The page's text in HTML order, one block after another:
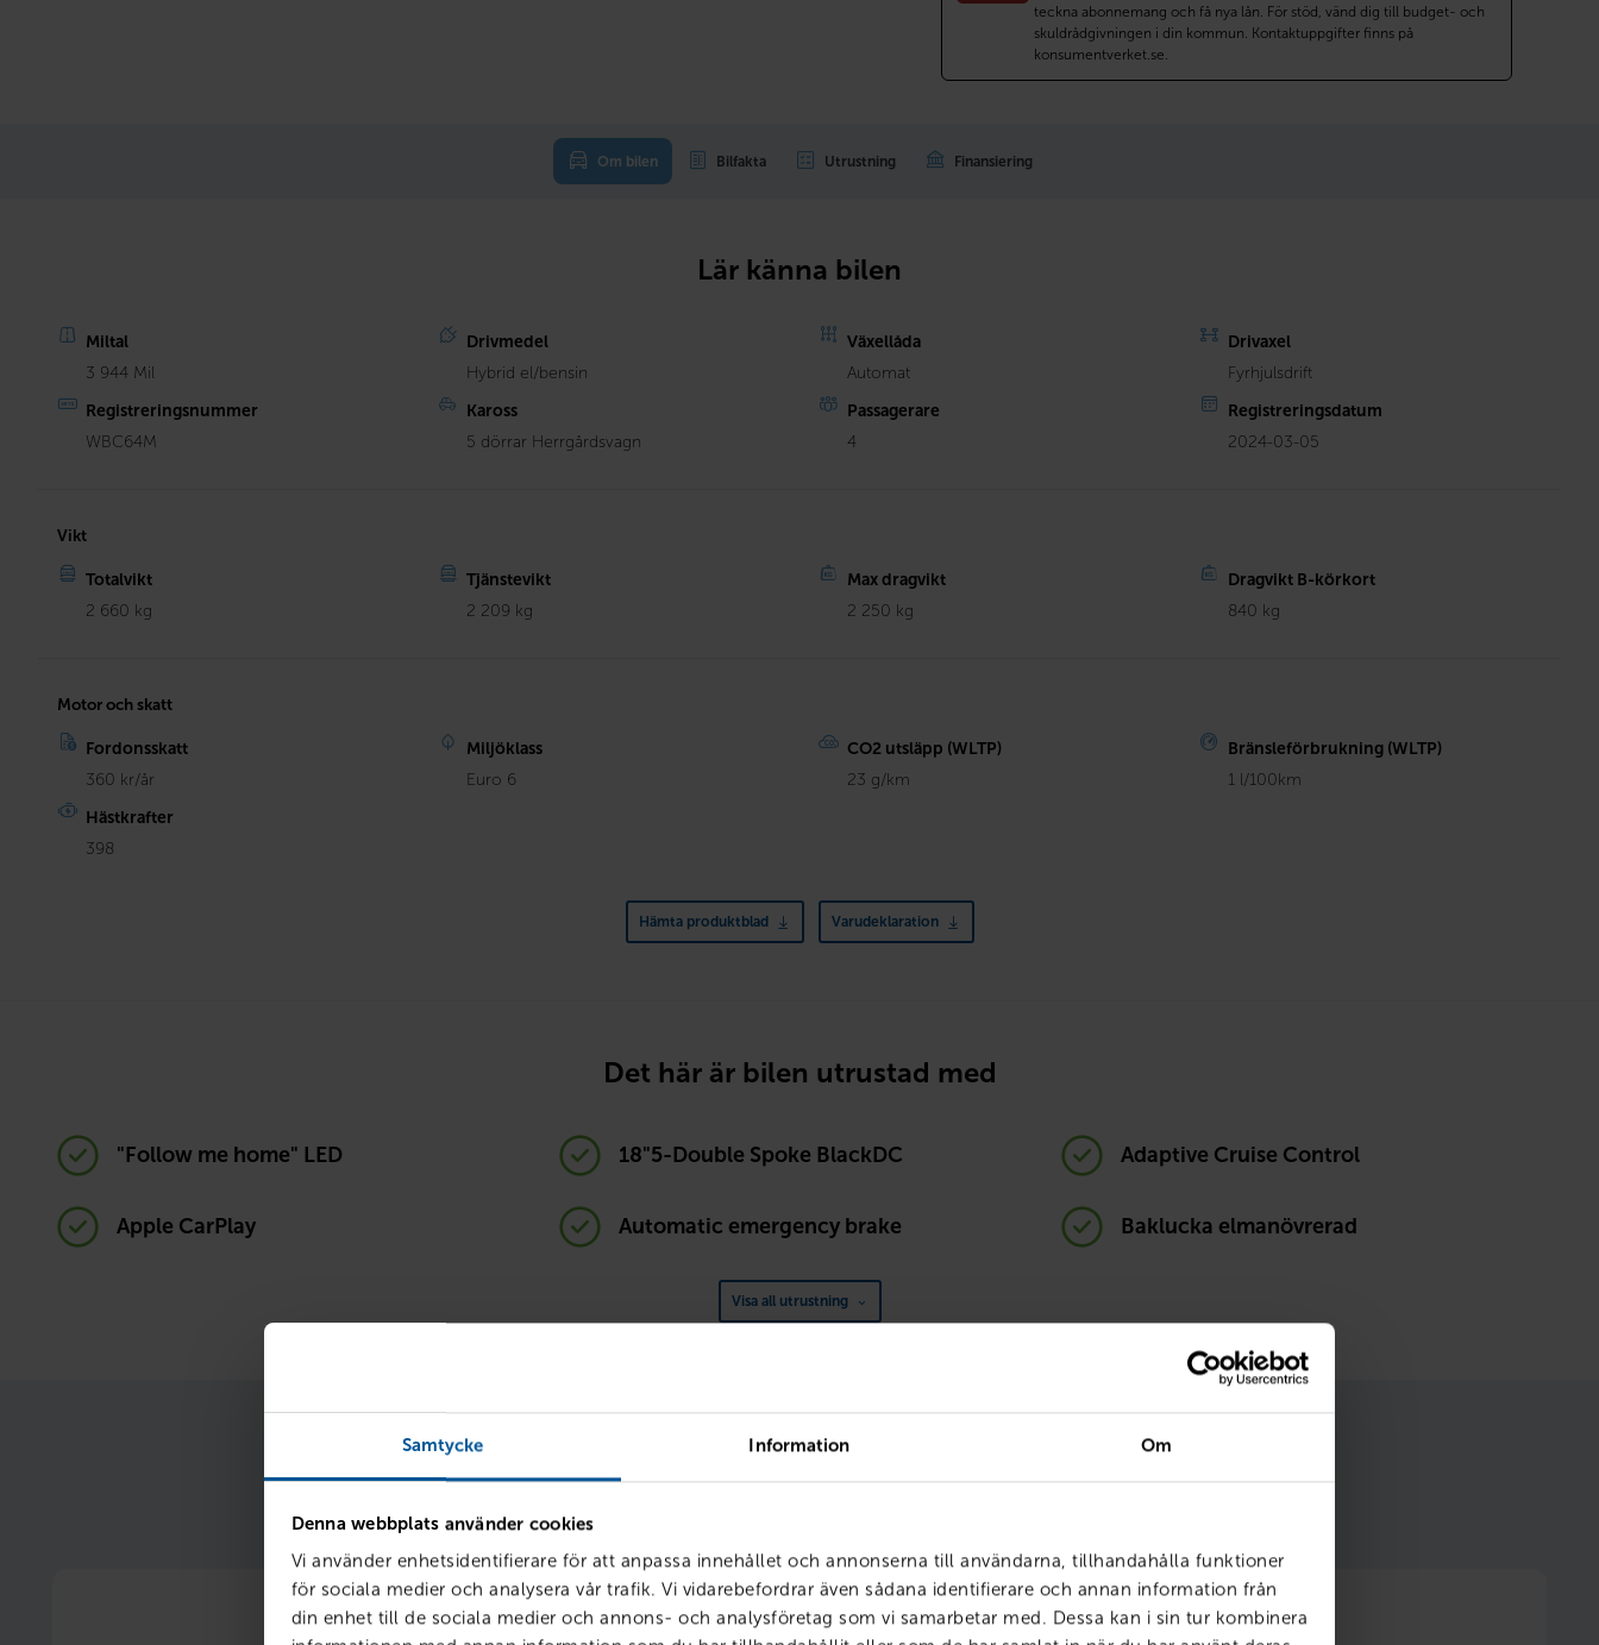
Samtycke Information Om
Denna webbplats använder cookies
Vi använder enhetsidentifierare för att anpassa innehållet och annonserna till användarna, tillhandahålla funktioner
för sociala medier och analysera vår trafik. Vi vidarebefordrar även sådana identifierare och annan information från
din enhet till de sociala medier och annons- och analysföretag som vi samarbetar med. Dessa kan i sin tur kombinera
teckna abonnemang och få nya lån. För stöd, vänd dig till budget- och
skuldrådgivningen i din kommun. Kontaktuppgifter finns på
konsumentverket.se.
Om bilen Bilfakta Utrustning Finansiering
Lär känna bilen
Miltal
3 944 Mil
Drivmedel
Hybrid el/bensin
Växellåda
Automat
Drivaxel
Fyrhjulsdrift
Registreringsnummer
WBC64M
Kaross
5 dörrar Herrgårdsvagn
Passagerare
4
Registreringsdatum
2024-03-05
Vikt
Totalvikt
2 660 kg
Tjänstevikt
2 209 kg
Max dragvikt
2 250 kg
Dragvikt B-körkort
840 kg
Motor och skatt
Fordonsskatt
360 kr/år
Miljöklass
Euro 6
CO2 utsläpp (WLTP)
23 g/km
Bränsleförbrukning (WLTP)
1 l/100km
Hästkrafter
398
Hämta produktblad Varudeklaration
Det här är bilen utrustad med
"Follow me home" LED 18"5-Double Spoke BlackDC Adaptive Cruise Control
Apple CarPlay Automatic emergency brake Baklucka elmanövrerad
Visa all utrustning
Körklar med förmåner
När du samlar finansiering, försäkring och service hos oss får du smarta förmåner som gör ditt bilägande